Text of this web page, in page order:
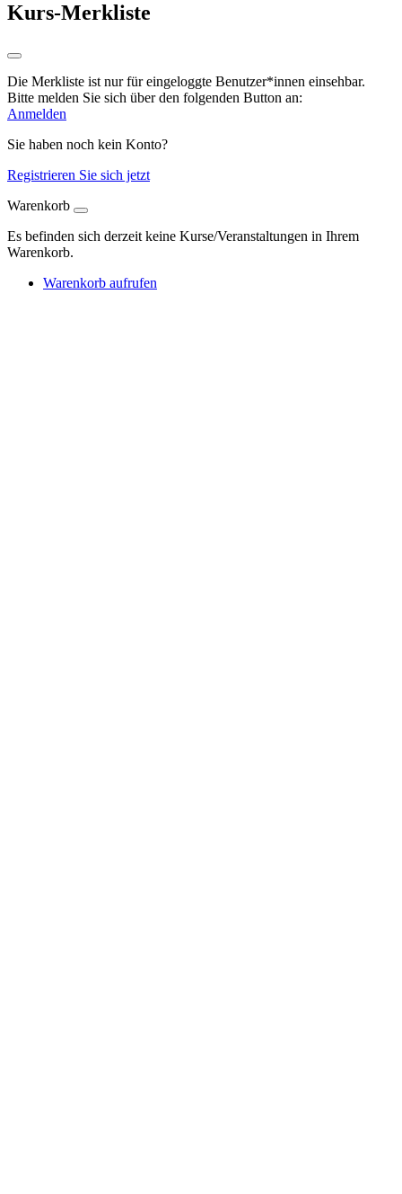
Kurs-Merkliste
Die Merkliste ist nur für eingeloggte Benutzer*innen einsehbar.
Bitte melden Sie sich über den folgenden Button an:
Anmelden
Sie haben noch kein Konto?
Registrieren Sie sich jetzt
Warenkorb
Es befinden sich derzeit keine Kurse/Veranstaltungen in Ihrem
Warenkorb.
Warenkorb aufrufen